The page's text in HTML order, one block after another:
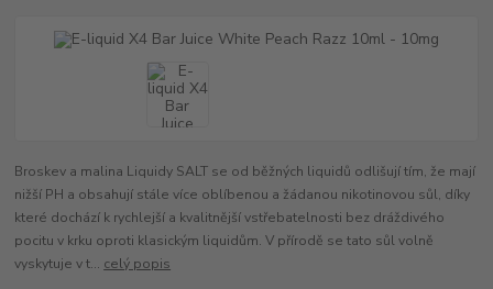
Broskev a malina Liquidy SALT se od běžných liquidů odlišují tím, že mají
nižší PH a obsahují stále více oblíbenou a žádanou nikotinovou sůl, díky
které dochází k rychlejší a kvalitnější vstřebatelnosti bez dráždivého
pocitu v krku oproti klasickým liquidům. V přírodě se tato sůl volně
vyskytuje v t... celý popis